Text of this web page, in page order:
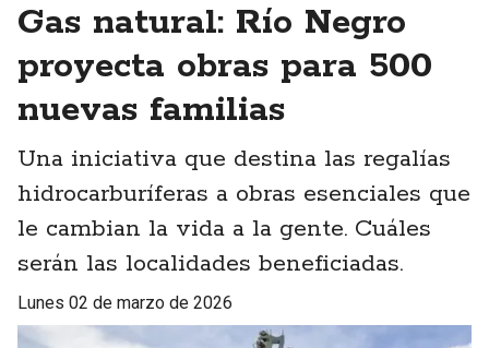
Gas natural: Río Negro
proyecta obras para 500
nuevas familias
Una iniciativa que destina las regalías
hidrocarburíferas a obras esenciales que
le cambian la vida a la gente. Cuáles
serán las localidades beneficiadas.
lunes 02 de marzo de 2026